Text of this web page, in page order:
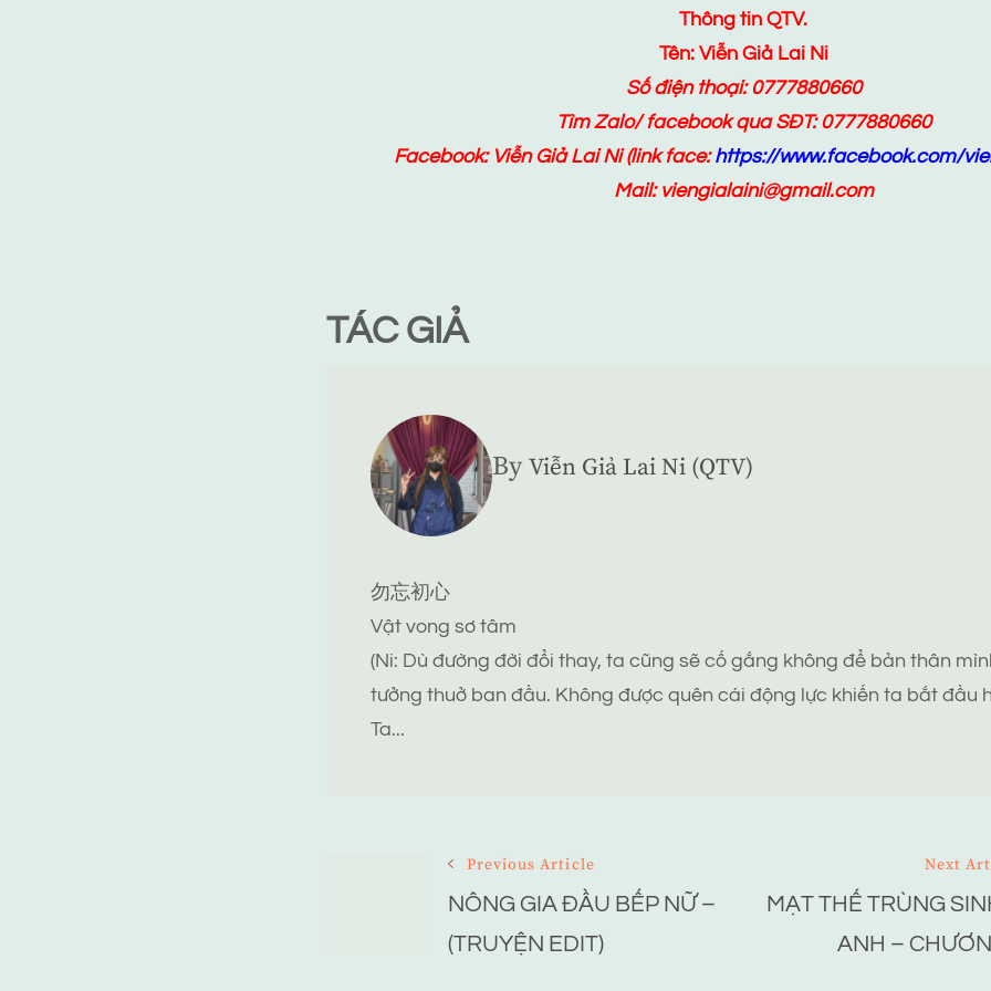
Thông tin QTV.
Tên: Viễn Giả Lai Ni
Số điện thoại: 0777880660
Tìm Zalo/ facebook qua SĐT: 0777880660
Facebook: Viễn Giả Lai Ni(link face:https://www.facebook.com/
Mail: viengialaini@gmail.com
TÁC GIẢ
By Viễn Giả Lai Ni (QTV)
勿忘初心
Vật vong sơ tâm
(Ni: Dù đường đời đổi thay, ta cũng sẽ cố gắng không để bản thân
tưởng thuở ban đầu. Không được quên cái động lực khiến ta bắt đầu
Ta...
Navigation
Previous Article
NÔNG GIA ĐẦU BẾP NỮ –
(TRUYỆN EDIT)
Next
MẠT THẾ TRÙNG
ANH –